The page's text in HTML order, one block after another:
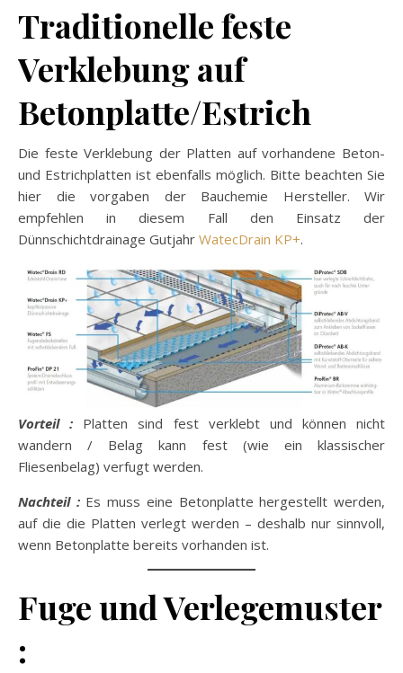
Traditionelle feste
Verklebung auf
Betonplatte/Estrich
Die feste Verklebung der Platten auf vorhandene Beton-
und Estrichplatten ist ebenfalls möglich. Bitte beachten Sie
hier die vorgaben der Bauchemie Hersteller. Wir
empfehlen in diesem Fall den Einsatz der
Dünnschichtdrainage Gutjahr WatecDrain KP+.
Vorteil : Platten sind fest verklebt und können nicht
wandern / Belag kann fest (wie ein klassischer
Fliesenbelag) verfugt werden.
Nachteil :Es muss eine Betonplatte hergestellt werden,
auf die die Platten verlegt werden – deshalb nur sinnvoll,
wenn Betonplatte bereits vorhanden ist.
Fuge und Verlegemuster
: